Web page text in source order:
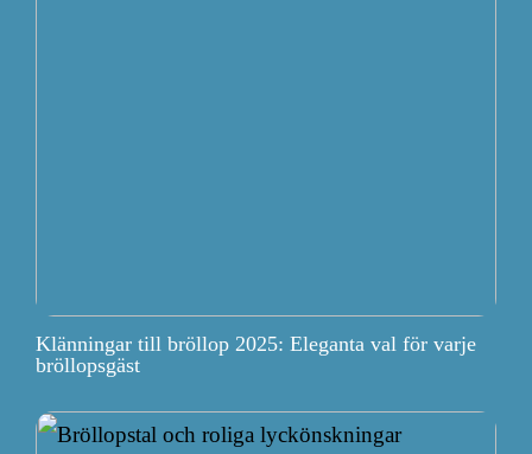
Klänningar till bröllop 2025: Eleganta val för varje
bröllopsgäst